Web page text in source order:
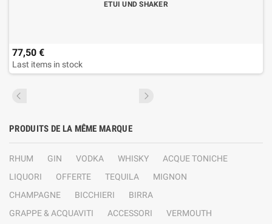
ETUI UND SHAKER
77,50 €
Last items in stock
PRODUITS DE LA MÊME MARQUE
RHUM GIN VODKA WHISKY
ACQUE TONICHE
LIQUORI
OFFERTE TEQUILA
MIGNON
CHAMPAGNE
BICCHIERI
BIRRA
GRAPPE & ACQUAVITI
ACCESSORI
VERMOUTH